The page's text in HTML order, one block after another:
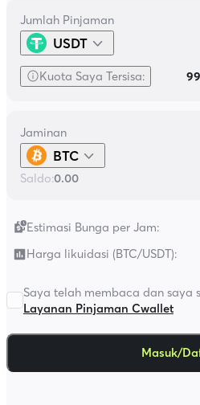
Jumlah Pinjaman
USDT
Kuota Saya Tersisa:
Jaminan
BTC
Saldo:0.00
Estimasi Bunga per Jam:
Harga likuidasi (BTC/USDT):
Saya telah membaca dan saya
Layanan Pinjaman Cwallet
Masuk/